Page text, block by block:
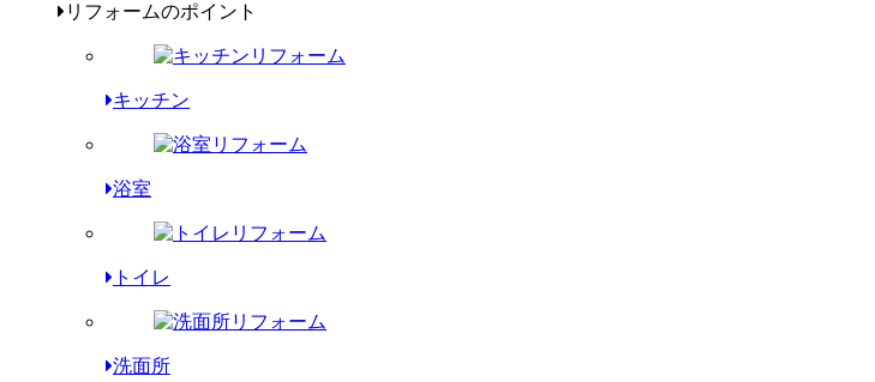
リフォームのポイント
キッチン
浴室
トイレ
洗面所